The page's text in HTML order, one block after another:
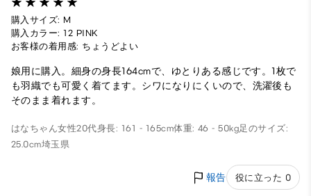
購入サイズ: M
購入カラー: 12 PINK
お客様の着用感: ちょうどよい
娘用に購入。細身の身長164cmで、ゆとりある感じです。1枚で
も羽織でも可愛く着てます。シワになりにくいので、洗濯後も
そのまま着れます。
はなちゃん女性20代身長: 161 - 165cm体重: 46 - 50kg足のサイズ:
25.0cm埼玉県
報告 役に立った 0